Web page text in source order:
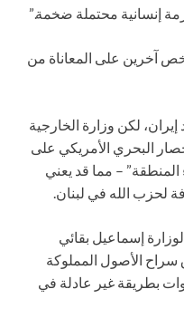
إنسانية محتملة ضخمة.”
45 مليون شخص آخرين على المعاناة من
لكن وزارة الخارجية
البحري الأمريكي على
المنطقة” – مما قد يعني
لحزب الله في لبنان.
إسماعيل بقائي
سراح الأصول المملوكة
بطريقة غير عادلة في